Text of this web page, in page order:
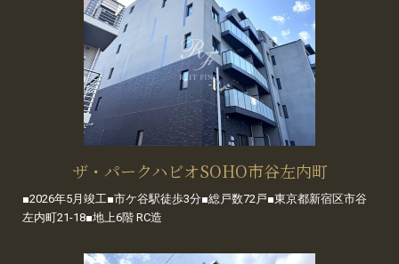
ザ・パークハビオSOHO市谷左内町
■2026年5月竣工■市ケ谷駅徒歩3分■総戸数72戸■東京都新宿区市谷
左内町21-18■地上6階 RC造